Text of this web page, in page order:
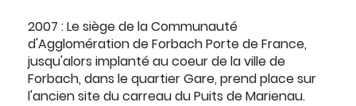
2007 :Le siège de la Communauté
d'Agglomération de Forbach Porte de France,
jusqu'alors implanté au coeur de la ville de
Forbach, dans le quartier Gare, prend place sur
l'ancien site du carreau du Puits de Marienau.